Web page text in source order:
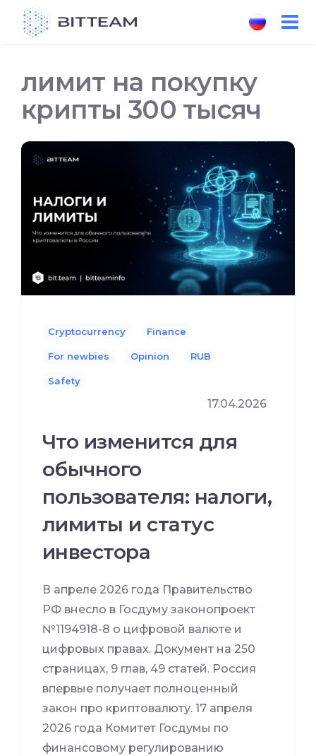
лимит на покупку
крипты 300 тысяч
Cryptocurrency Finance
For newbies Opinion RUB
Safety
17.04.2026
Что изменится для
обычного
пользователя: налоги,
лимиты и статус
инвестора
В апреле 2026 года Правительство
РФ внесло в Госдуму законопроект
№1194918-8 о цифровой валюте и
цифровых правах. Документ на 250
страницах, 9 глав, 49 статей. Россия
впервые получает полноценный
закон про криптовалюту. 17 апреля
2026 года Комитет Госдумы по
финансовому регулированию